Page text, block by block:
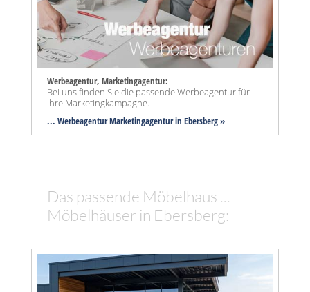
Werbeagentur, Marketingagentur:
Bei uns finden Sie die passende Werbeagentur für
Ihre Marketingkampagne.
... Werbeagentur Marketingagentur in Ebersberg »
Das passende Möbelhaus ...
Möbelhäuser in Ebersberg: